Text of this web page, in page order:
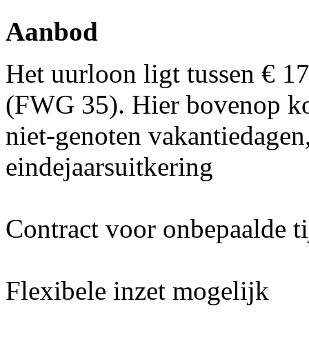
Aanbod
Het uurloon ligt tussen €
(FWG 35). Hier bovenop
niet-genoten
eindejaarsuitkering
Contract voor onbepaalde
Flexibele inzet mogelijk